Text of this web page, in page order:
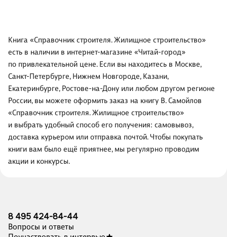
Книга «Справочник строителя. Жилищное строительство»
есть в наличии в интернет-магазине «Читай-город»
по привлекательной цене. Если вы находитесь в Москве,
Санкт-Петербурге, Нижнем Новгороде, Казани,
Екатеринбурге, Ростове-на-Дону или любом другом регионе
России, вы можете оформить заказ на книгу В. Самойлов
«Справочник строителя. Жилищное строительство»
и выбрать удобный способ его получения: самовывоз,
доставка курьером или отправка почтой. Чтобы покупать
книги вам было ещё приятнее, мы регулярно проводим
акции и конкурсы.
8 495 424-84-44
Вопросы и ответы